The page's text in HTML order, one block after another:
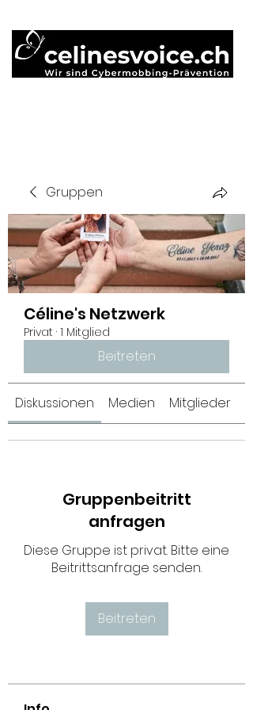
Gruppen
Céline's Netzwerk
Privat · 1 Mitglied
Beitreten
Diskussionen Medien Mitglieder
Gruppenbeitritt
anfragen
Diese Gruppe ist privat. Bitte eine
Beitrittsanfrage senden.
Beitreten